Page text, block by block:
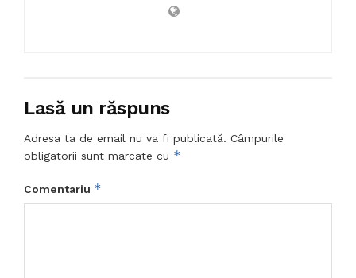
Lasă un răspuns
Adresa ta de email nu va fi publicată. Câmpurile
obligatorii sunt marcate cu *
Comentariu *